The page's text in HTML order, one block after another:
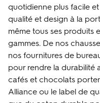
quotidienne plus facile
qualité et design à la
même tous ses produits
gammes. De nos
nos fournitures de
pour rendre la durabilité
cafés et chocolats
Alliance ou le label de